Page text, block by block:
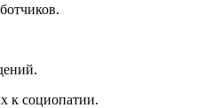
к социопатии.